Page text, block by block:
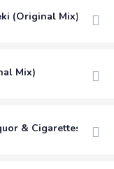
(Original Mix)
Mix)
& Cigarettes